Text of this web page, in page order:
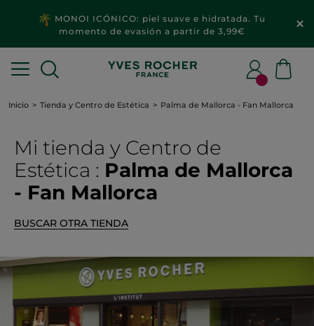
MONOI ICÓNICO: piel suave e hidratada. Tu
momento de evasión a partir de 3,99€
Inicio Tienda y Centro de Estética Palma de Mallorca - Fan Mallorca
Mi tienda y Centro de
Estética : Palma de Mallorca
- Fan Mallorca
BUSCAR OTRA TIENDA